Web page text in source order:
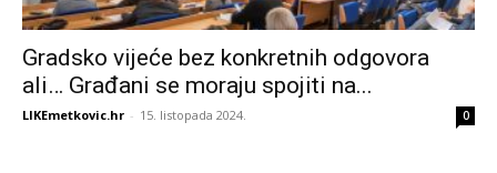
Gradsko vijeće bez konkretnih odgovora
ali… Građani se moraju spojiti na...
LIKEmetkovic.hr - 15. listopada 2024. 0